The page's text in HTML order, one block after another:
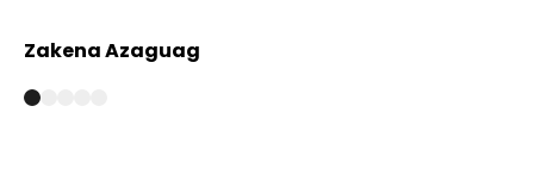
Zakena Azaguag